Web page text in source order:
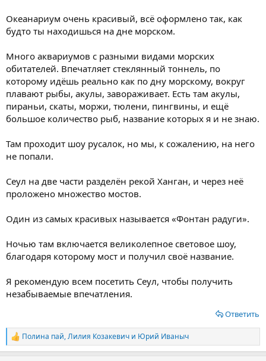
Океанариум очень красивый, всё оформлено так, как
будто ты находишься на дне морском.
Много аквариумов с разными видами морских
обитателей. Впечатляет стеклянный тоннель, по
которому идёшь реально как по дну морскому, вокруг
плавают рыбы, акулы, завораживает. Есть там акулы,
пираньи, скаты, моржи, тюлени, пингвины, и ещё
большое количество рыб, название которых я и не знаю.
Там проходит шоу русалок, но мы, к сожалению, на него
не попали.
Сеул на две части разделён рекой Ханган, и через неё
проложено множество мостов.
Один из самых красивых называется «Фонтан радуги».
Ночью там включается великолепное световое шоу,
благодаря которому мост и получил своё название.
Я рекомендую всем посетить Сеул, чтобы получить
незабываемые впечатления.
Ответить
Р
е
Полина пай,Лилия Козакевич и Юрий Иваныч